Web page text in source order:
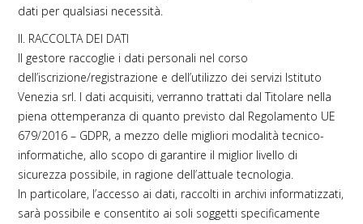
dati per qualsiasi necessità.
II. RACCOLTA DEI DATI
Il gestore raccoglie i dati personali nel corso
dell’iscrizione/registrazione e dell’utilizzo dei servizi Istituto
Venezia srl. I dati acquisiti, verranno trattati dal Titolare nella
piena ottemperanza di quanto previsto dal Regolamento UE
679/2016 – GDPR, a mezzo delle migliori modalità tecnico-
informatiche, allo scopo di garantire il miglior livello di
sicurezza possibile, in ragione dell’attuale tecnologia.
In particolare, l’accesso ai dati, raccolti in archivi informatizzati,
sarà possibile e consentito ai soli soggetti specificamente